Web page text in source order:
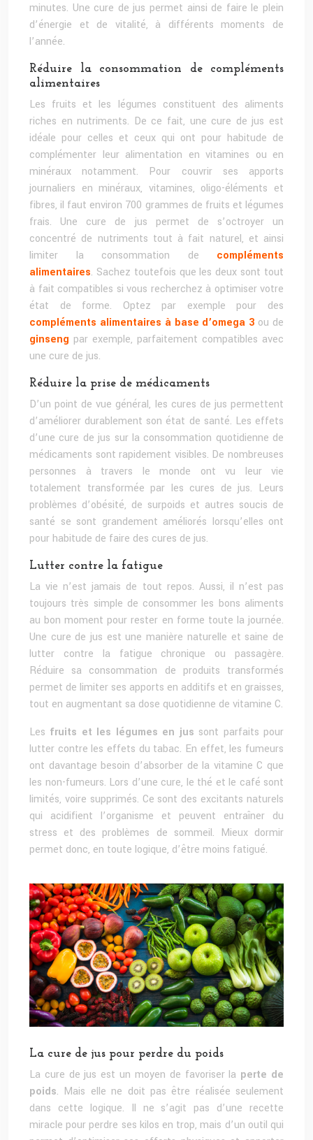
minutes. Une cure de jus permet ainsi de faire le plein
d’énergie et de vitalité, à différents moments de
l’année.
Réduire la consommation de compléments
alimentaires
Les fruits et les légumes constituent des aliments
riches en nutriments. De ce fait, une cure de jus est
idéale pour celles et ceux qui ont pour habitude de
complémenter leur alimentation en vitamines ou en
minéraux notamment. Pour couvrir ses apports
journaliers en minéraux, vitamines, oligo-éléments et
fibres, il faut environ 700 grammes de fruits et légumes
frais. Une cure de jus permet de s’octroyer un
concentré de nutriments tout à fait naturel, et ainsi
limiter la consommation de compléments
alimentaires. Sachez toutefois que les deux sont tout
à fait compatibles si vous recherchez à optimiser votre
état de forme. Optez par exemple pour des
compléments alimentaires à base d’omega 3 ou de
ginseng par exemple, parfaitement compatibles avec
une cure de jus.
Réduire la prise de médicaments
D’un point de vue général, les cures de jus permettent
d’améliorer durablement son état de santé. Les effets
d’une cure de jus sur la consommation quotidienne de
médicaments sont rapidement visibles. De nombreuses
personnes à travers le monde ont vu leur vie
totalement transformée par les cures de jus. Leurs
problèmes d’obésité, de surpoids et autres soucis de
santé se sont grandement améliorés lorsqu’elles ont
pour habitude de faire des cures de jus.
Lutter contre la fatigue
La vie n’est jamais de tout repos. Aussi, il n’est pas
toujours très simple de consommer les bons aliments
au bon moment pour rester en forme toute la journée.
Une cure de jus est une manière naturelle et saine de
lutter contre la fatigue chronique ou passagère.
Réduire sa consommation de produits transformés
permet de limiter ses apports en additifs et en graisses,
tout en augmentant sa dose quotidienne de vitamine C.
Les fruits et les légumes en jus sont parfaits pour
lutter contre les effets du tabac. En effet, les fumeurs
ont davantage besoin d’absorber de la vitamine C que
les non-fumeurs. Lors d’une cure, le thé et le café sont
limités, voire supprimés. Ce sont des excitants naturels
qui acidifient l’organisme et peuvent entraîner du
stress et des problèmes de sommeil. Mieux dormir
permet donc, en toute logique, d’être moins fatigué.
La cure de jus pour perdre du poids
La cure de jus est un moyen de favoriser la perte de
poids. Mais elle ne doit pas être réalisée seulement
dans cette logique. Il ne s’agit pas d’une recette
miracle pour perdre ses kilos en trop, mais d’un outil qui